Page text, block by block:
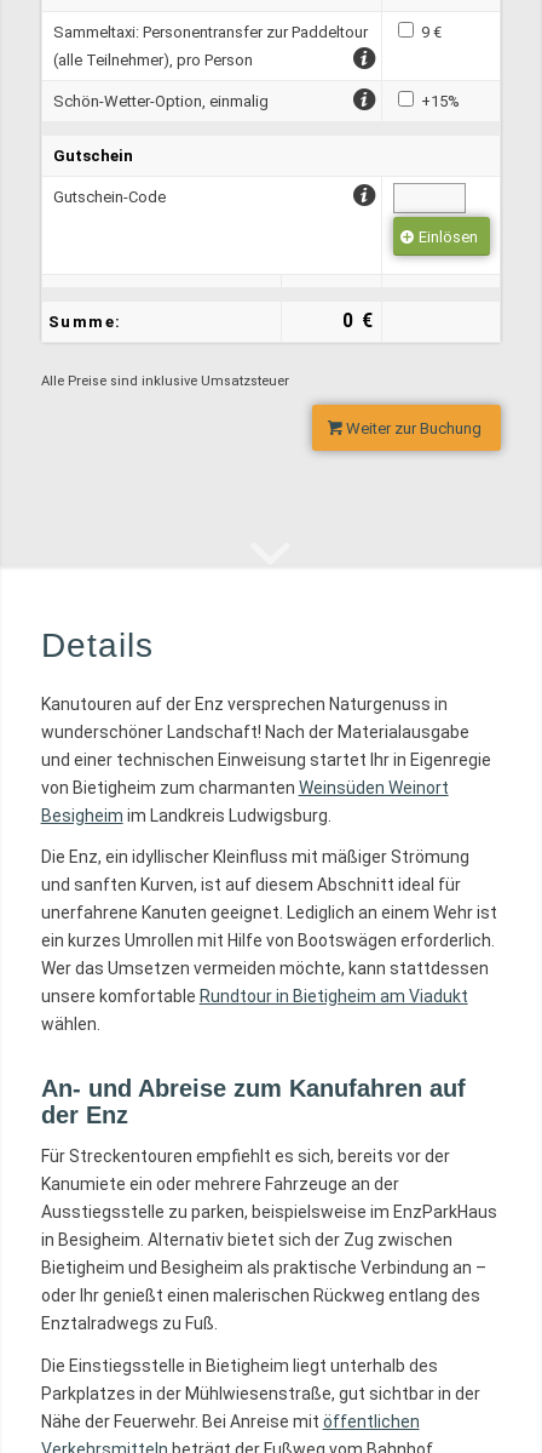
Sammeltaxi: Personentransfer zur Paddeltour
(alle Teilnehmer), pro Person
9 €
Schön-Wetter-Option, einmalig +15%
Gutschein
Gutschein-Code
Einlösen
Summe: 0 €
Alle Preise sind inklusive Umsatzsteuer
Weiter zur Buchung
Details
Kanutouren auf der Enz versprechen Naturgenuss in
wunderschöner Landschaft! Nach der Materialausgabe
und einer technischen Einweisung startet Ihr in Eigenregie
von Bietigheim zum charmanten Weinsüden Weinort
Besigheim im Landkreis Ludwigsburg.
Die Enz, ein idyllischer Kleinfluss mit mäßiger Strömung
und sanften Kurven, ist auf diesem Abschnitt ideal für
unerfahrene Kanuten geeignet. Lediglich an einem Wehr ist
ein kurzes Umrollen mit Hilfe von Bootswägen erforderlich.
Wer das Umsetzen vermeiden möchte, kann stattdessen
unsere komfortable Rundtour in Bietigheim am Viadukt
wählen.
An- und Abreise zum Kanufahren auf
der Enz
Für Streckentouren empfiehlt es sich, bereits vor der
Kanumiete ein oder mehrere Fahrzeuge an der
Ausstiegsstelle zu parken, beispielsweise im EnzParkHaus
in Besigheim. Alternativ bietet sich der Zug zwischen
Bietigheim und Besigheim als praktische Verbindung an –
oder Ihr genießt einen malerischen Rückweg entlang des
Enztalradwegs zu Fuß.
Die Einstiegsstelle in Bietigheim liegt unterhalb des
Parkplatzes in der Mühlwiesenstraße, gut sichtbar in der
Nähe der Feuerwehr. Bei Anreise mit öffentlichen